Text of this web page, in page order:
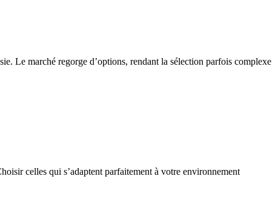
Le marché regorge d’options, rendant la sélection parfois complexe
celles qui s’adaptent parfaitement à votre environnement